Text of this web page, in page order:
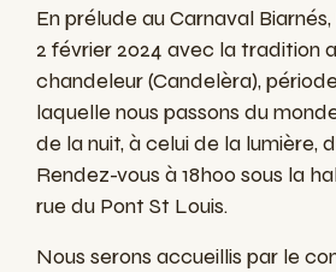
En prélude au Carnaval
2 février 2024 avec la tradition
chandeleur (Candelèra),
laquelle nous passons du
de la nuit, à celui de la lumière,
Rendez-vous à 18h00 sous la
rue du Pont St Louis.
Nous serons accueillis par le